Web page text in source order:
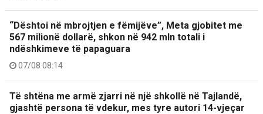
“Dështoi në mbrojtjen e fëmijëve”, Meta gjobitet me
567 milionë dollarë, shkon në 942 mln totali i
ndëshkimeve të papaguara
07/08 08:14
Të shtëna me armë zjarri në një shkollë në Tajlandë,
gjashtë persona të vdekur, mes tyre autori 14-vjeçar